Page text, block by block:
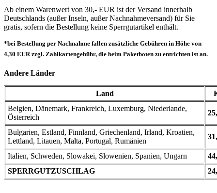
Ab einem Warenwert von 30,- EUR ist der Versand innerhalb
Deutschlands (außer Inseln, außer Nachnahmeversand) für Sie
gratis, sofern die Bestellung keine Sperrgutartikel enthält.
*bei Bestellung per Nachnahme fallen zusätzliche Gebühren in Höhe von
4,30 EUR zzgl. Zahlkartengebühr, die beim Paketboten zu entrichten ist an.
Andere Länder
Land
Belgien, Dänemark, Frankreich, Luxemburg, Niederlande,
Österreich
Bulgarien, Estland, Finnland, Griechenland, Irland, Kroatien,
Lettland, Litauen, Malta, Portugal, Rumänien
Italien, Schweden, Slowakei, Slowenien, Spanien, Ungarn
SPERRGUTZUSCHLAG